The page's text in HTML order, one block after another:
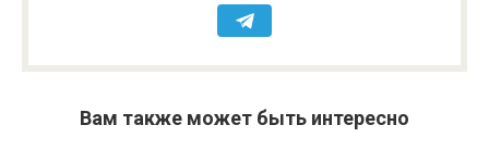
Вам также может быть интересно